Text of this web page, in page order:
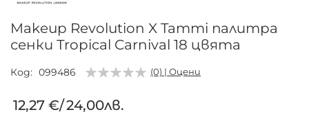
галерия
със
снимки
Makeup Revolution X Tammi палитра
сенки Tropical Carnival 18 цвята
Код 099486 (0) | Оцени
12,27 €/24,00лв.